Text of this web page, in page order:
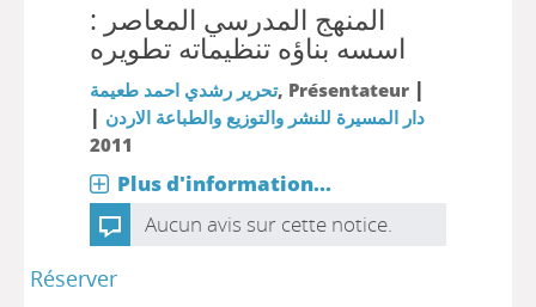
المنهج المدرسي المعاصر :
اسسه بناؤه تنظيماته تطويره
تحرير رشدي احمد طعيمة, Présentateur |
دار المسيرة للنشر والتوزيع والطباعة الاردن |
2011
Plus d'information...
Aucun avis sur cette notice.
Réserver